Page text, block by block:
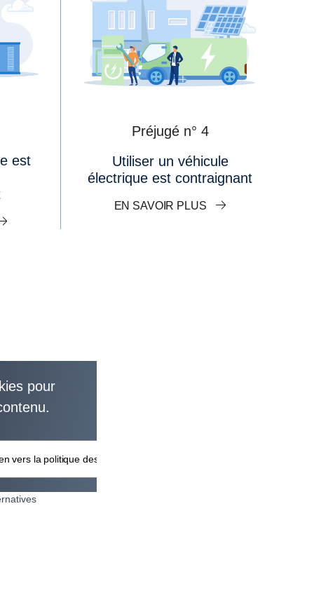
Préjugé n° 4
Utiliser un véhicule
électrique est contraignant
EN SAVOIR PLUS
pour
vers la politique des cookies